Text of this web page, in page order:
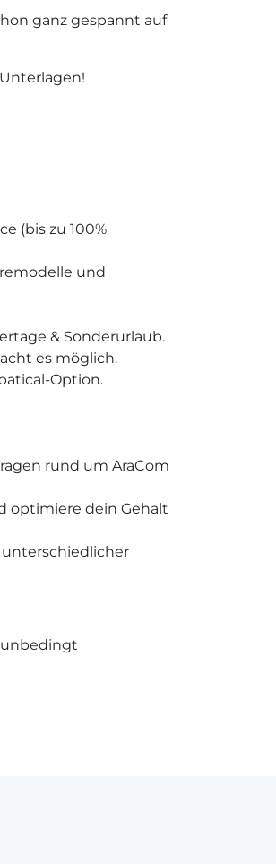
ganz gespannt auf
(bis zu 100%
und
& Sonderurlaub.
es möglich.
Option.
rund um AraCom
optimiere dein Gehalt
unterschiedlicher
unbedingt